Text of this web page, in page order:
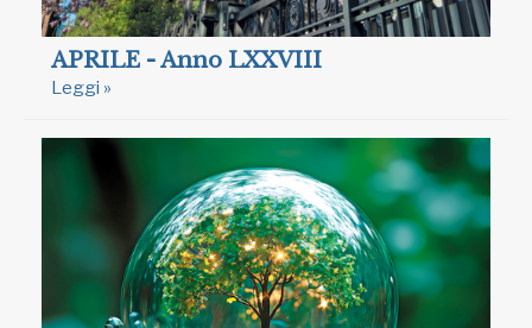
APRILE - Anno LXXVIII
Leggi »